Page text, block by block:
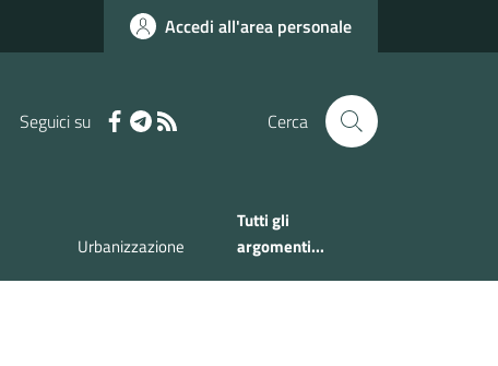
Accedi all'area personale
Seguici su Cerca
Urbanizzazione
Tutti gli
argomenti...